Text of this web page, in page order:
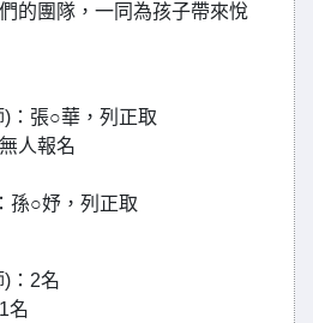
的團隊，一同為孩子帶來悅
：張○華，列正取
人報名
孫○妤，列正取
：2名
名